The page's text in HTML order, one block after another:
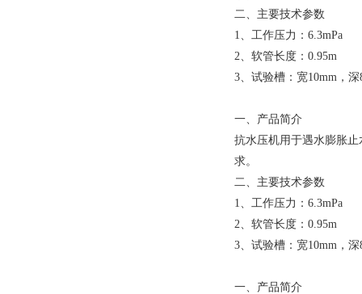
二、主要技术参数
1、工作压力：6.3mPa
2、软管长度：0.95m
3、试验槽：宽10mm，深
一、产品简介
抗水压机用于遇水膨胀
求。
二、主要技术参数
1、工作压力：6.3mPa
2、软管长度：0.95m
3、试验槽：宽10mm，深
一、产品简介